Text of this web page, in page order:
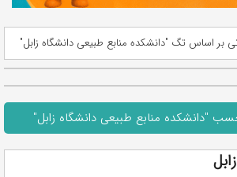
بر اساس تگ "دانشکده منابع طبیعی دانشگاه زابل"
"دانشکده منابع طبیعی دانشگاه زابل"